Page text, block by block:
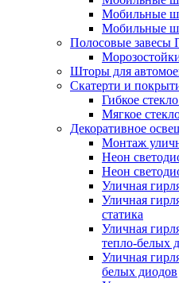
Мобильные
Мобильные
Полосовые
Шторы для
Скатерти и
Гибкое
Мягкое
Декоративное
Монтаж
Неон
Неон
Уличная
Уличная
статика
Уличная
тепло-белых
Уличная
белых диодов